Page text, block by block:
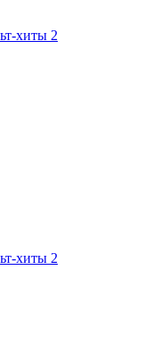
хиты 2
хиты 2